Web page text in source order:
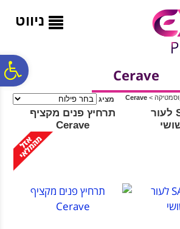
ניווט
Cerave
>
Cerave מציג
Cerave קרם SA לעור
תרחיץ פנים מקציף
Cerave